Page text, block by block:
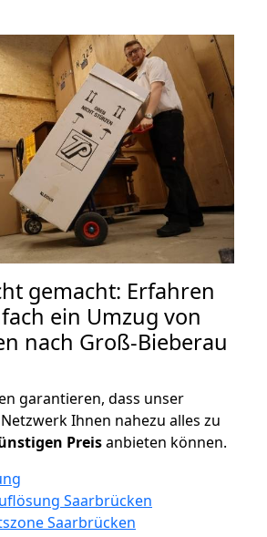
gemacht: Erfahren
ein Umzug von
nach Groß-Bieberau
garantieren, dass unser
Ihnen nahezu alles zu
Preisanbieten können.
Saarbrücken
Saarbrücken